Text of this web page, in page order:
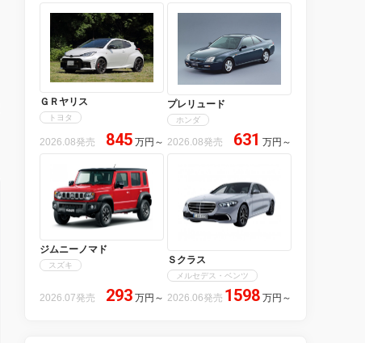
ＧＲヤリス
トヨタ
2026.08発売 845 万円 ～
プレリュード
ホンダ
2026.08発売 631 万円 ～
ジムニーノマド
スズキ
2026.07発売 293 万円 ～
Ｓクラス
メルセデス・ベンツ
2026.06発売 1598 万円 ～